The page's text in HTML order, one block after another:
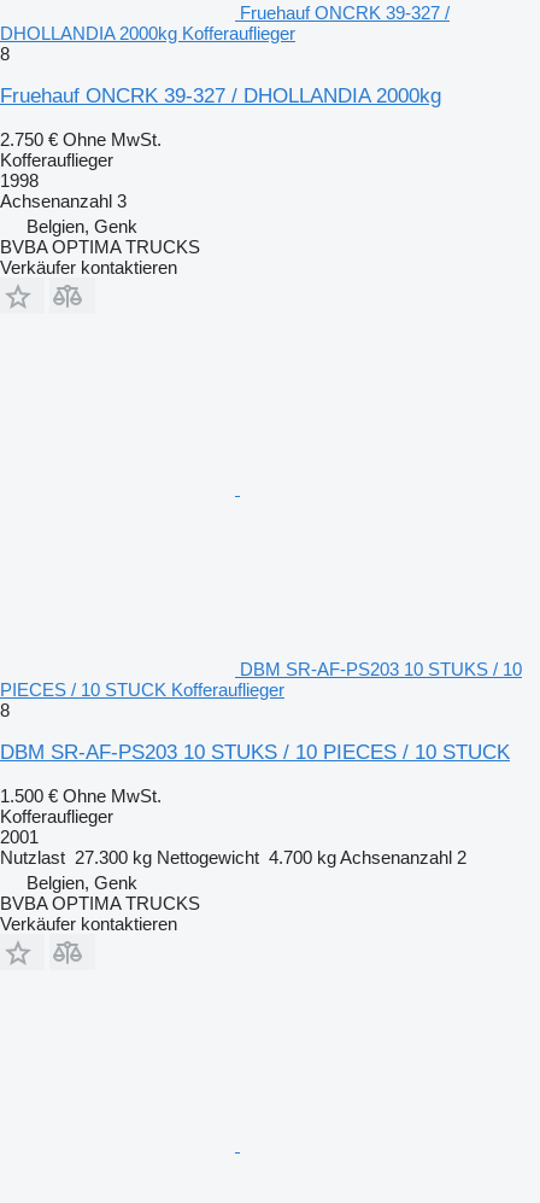
Fruehauf ONCRK 39-327 /
DHOLLANDIA 2000kg Kofferauflieger
8
Fruehauf ONCRK 39-327 / DHOLLANDIA 2000kg
2.750 € Ohne MwSt.
Kofferauflieger
1998
Achsenanzahl 3
Belgien, Genk
BVBA OPTIMA TRUCKS
Verkäufer kontaktieren
DBM SR-AF-PS203 10 STUKS / 10
PIECES / 10 STUCK Kofferauflieger
8
DBM SR-AF-PS203 10 STUKS / 10 PIECES / 10 STUCK
1.500 € Ohne MwSt.
Kofferauflieger
2001
Nutzlast 27.300 kg Nettogewicht 4.700 kgAchsenanzahl 2
Belgien, Genk
BVBA OPTIMA TRUCKS
Verkäufer kontaktieren